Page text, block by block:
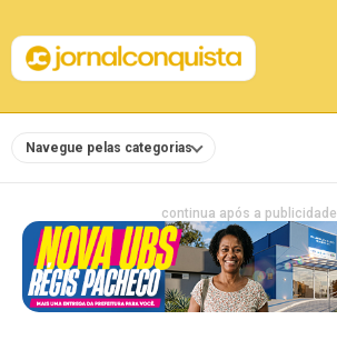
Navegue pelas categorias
continua após a publicidade